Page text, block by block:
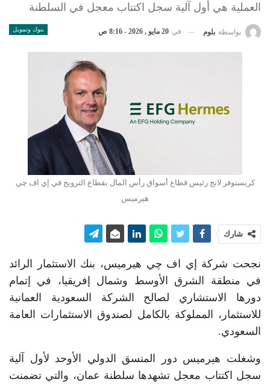
العملية هي أول آلية سجل اكتتاب معجل في السلطنة
بنوك وتمويل بواسطة بلوم في 20 مايو , 2026 - 8:16 ص
كريستوفر لانج رئيس قطاع أسواق رأس المال بقطاع الترويج في إي اف چي
هيرميس
شارك
نجحت شركة إي اف چي هيرميس، بنك الاستثمار الرائد
في منطقة الشرق الأوسط وشمال إفريقيا، في إتمام
دورها الاستشاري لصالح الشركة السعودية العمانية
للاستثمار، المملوكة بالكامل لصندوق الاستثمارات العامة
السعودي.
وشغلت هيرميس دور المنسق الدولي الأوحد لأول آلية
سجل اكتتاب معجل تشهدها سلطنة عمان، والتي تضمنت